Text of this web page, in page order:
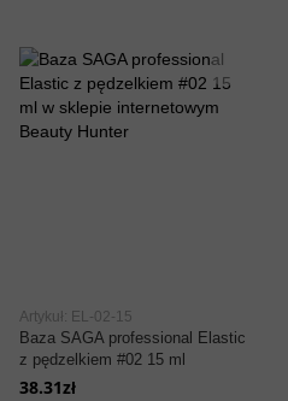
Artykuł: EL-02-15
Baza SAGA professional Elastic
z pędzelkiem #02 15 ml
38.31zł